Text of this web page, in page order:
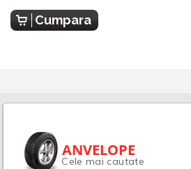
Cumpara
ANVELOPE
Cele mai cautate